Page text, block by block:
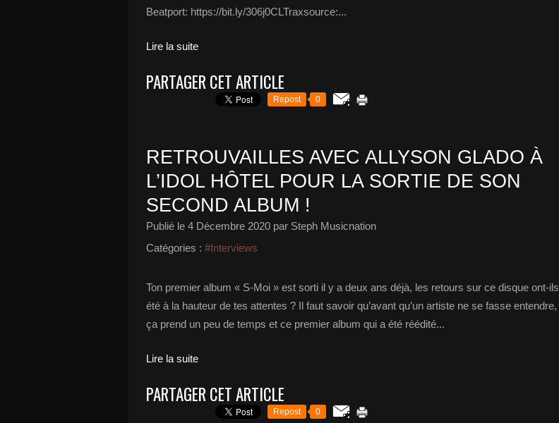
Beatport: https://bit.ly/306j0CLTraxsource:...
Lire la suite
PARTAGER CET ARTICLE
Repost 0
RETROUVAILLES AVEC ALLYSON GLADO À
L’IDOL HÔTEL POUR LA SORTIE DE SON
SECOND ALBUM !
Publié le 4 Décembre 2020 par Steph Musicnation
Catégories : #Interviews
Ton premier album « S-Moi » est sorti il y a deux ans déjà, les retours sur ce disque ont-ils
été à la hauteur de tes attentes ? Il faut savoir qu’avant qu’un artiste ne se fasse entendre,
ça prend un peu de temps et ce premier album qui a été réédité...
Lire la suite
PARTAGER CET ARTICLE
Repost 0